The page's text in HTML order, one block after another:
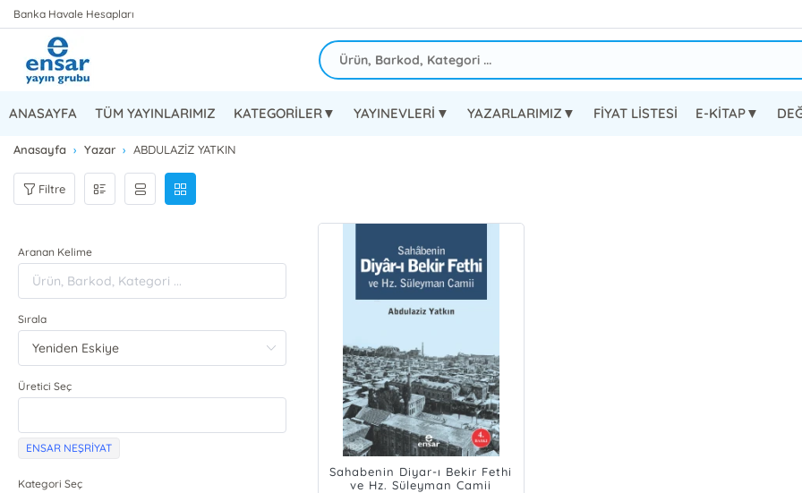
Banka Havale Hesapları
ANASAYFA TÜM YAYINLARIMIZ KATEGORİLER▼ YAYINEVLERİ▼ YAZARLARIMIZ▼ FİYAT LİSTESİ E-KİTAP▼
Anasayfa Yazar ABDULAZİZ YATKIN
Filtre
Aranan Kelime
Sırala
Üretici Seç
ENSAR NEŞRİYAT
Kategori Seç
Sahabenin Diyar-ı Bekir Fethi
ve Hz. Süleyman Camii